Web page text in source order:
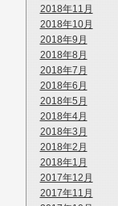
2018年11月
2018年10月
2018年9月
2018年8月
2018年7月
2018年6月
2018年5月
2018年4月
2018年3月
2018年2月
2018年1月
2017年12月
2017年11月